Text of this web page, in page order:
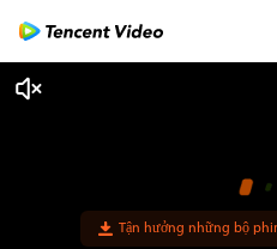
Tận hưởng những bộ